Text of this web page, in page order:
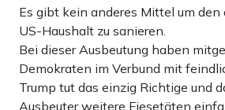
Es gibt kein anderes Mittel um den
US-Haushalt zu sanieren.
Bei dieser Ausbeutung haben
Demokraten im Verbund mit
Trump tut das einzig Richtige und
Ausbeuter weitere Fiesetäten